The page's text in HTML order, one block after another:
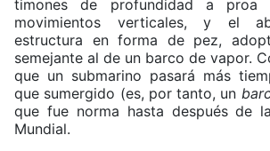
timones de profundidad a proa
movimientos verticales, y el
estructura en forma de pez,
semejante al de un barco de vapor.
que un submarino pasará más
que sumergido (es, por tanto, un
que fue norma hasta después de
Mundial.